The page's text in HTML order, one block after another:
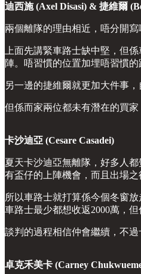
迪西施 (Axel Disasi) & 捷維爾
兩個離隊的理由相近，唔分開寫
上面先講緊車路士缺中堅，但
陣。唔習慣的位置加埋唔習慣的
另一邊的捷維爾就更加大件事
但係而家兩位都未有潛在的買
卡沙迪亞 (Cesare Casadei)
夏天卡沙迪亞無離隊，好多人
有盃仔的上陣機會，而且出場之
所以車路士就打算係今個冬窗
車路士最少都想收返2000萬，
談判的過程相信仲會繼續，不
卓克禾美卡 (Carney